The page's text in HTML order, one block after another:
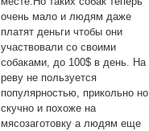
очень мало и людям даже
платят деньги чтобы они
участвовали со своими
собаками, до 100$ в день. На
реву не пользуется
популярностью, прикольно но
скучно и похоже на
мясозаготовку а людям еще